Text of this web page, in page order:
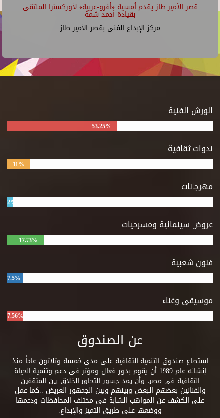
قصر الأمير طاز يقدم أمسية «أفرو-عربية» لأوركسترا الملتقى
بقيادة أحمد شمة
مركز الإبداع الفنى بقصر الأمير طاز
الورش الفنية
53.25%
ندوات ثقافية
11%
مهرجانات
2%
عروض سينمائية ومسرحيات
17.73%
فنون شعبية
7.5%
موسيقى وغناء
7.56%
عن الصندوق
استطاع صندوق التنمية الثقافية على مدى خمسة وثلاثون عاماً منذ
إنشائه عام 1989 أن يقوم بدور فعال ومؤثر فى دعم وتنمية الحياة
الثقافية فى مصر، وأن يمد جسور التحاور الخلاق بين المثقفين
والفنانين بعضهم البعض وبينهم وبين الجمهور العريض ..كما عمل
على الكشف عن المواهب الشابة فى مختلف المحافظات ودعمها
ووضعها على طريق التميز والإبداع.